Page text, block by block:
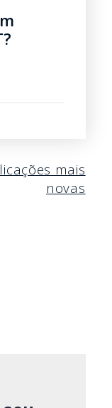
mais
novas